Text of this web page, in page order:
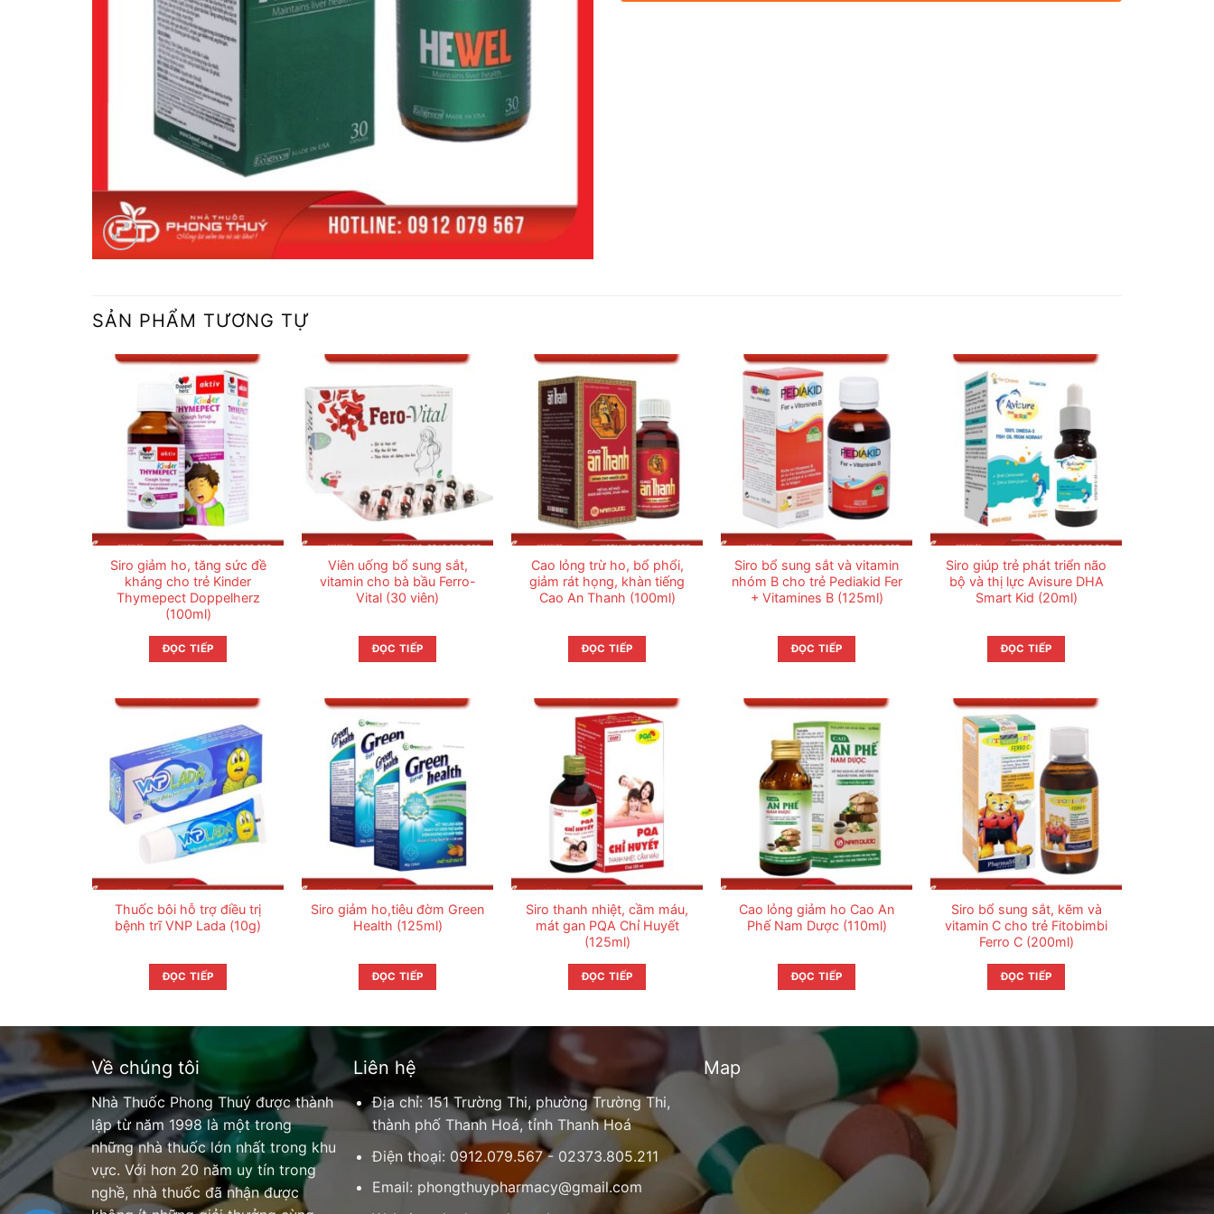
SẢN PHẨM TƯƠNG TỰ
Siro giảm ho, tăng sức đề
kháng cho trẻ Kinder
Thymepect Doppelherz
(100ml)
ĐỌC TIẾP
Viên uống bổ sung sắt,
vitamin cho bà bầu Ferro-
Vital (30 viên)
ĐỌC TIẾP
Cao lỏng trừ ho, bổ phổi,
giảm rát họng, khàn tiếng
Cao An Thanh (100ml)
ĐỌC TIẾP
Siro bổ sung sắt và vitamin
nhóm B cho trẻ Pediakid Fer
+ Vitamines B (125ml)
ĐỌC TIẾP
Siro giúp trẻ phát triển não
bộ và thị lực Avisure DHA
Smart Kid (20ml)
ĐỌC TIẾP
Thuốc bôi hỗ trợ điều trị
bệnh trĩ VNP Lada (10g)
ĐỌC TIẾP
Siro giảm ho,tiêu đờm Green
Health (125ml)
ĐỌC TIẾP
Siro thanh nhiệt, cầm máu,
mát gan PQA Chỉ Huyết
(125ml)
ĐỌC TIẾP
Cao lỏng giảm ho Cao An
Phế Nam Dược (110ml)
ĐỌC TIẾP
Siro bổ sung sắt, kẽm và
vitamin C cho trẻ Fitobimbi
Ferro C (200ml)
ĐỌC TIẾP
Về chúng tôi
Nhà Thuốc Phong Thuý được thành
lập từ năm 1998 là một trong
những nhà thuốc lớn nhất trong khu
vực. Với hơn 20 năm uy tín trong
nghề, nhà thuốc đã nhận được
Liên hệ
Địa chỉ: 151 Trường Thi, phường Trường Thi,
thành phố Thanh Hoá, tỉnh Thanh Hoá
Điện thoại: 0912.079.567 - 02373.805.211
Email: phongthuypharmacy@gmail.com
Map